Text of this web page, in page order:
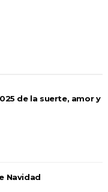
de la suerte, amor y
Navidad